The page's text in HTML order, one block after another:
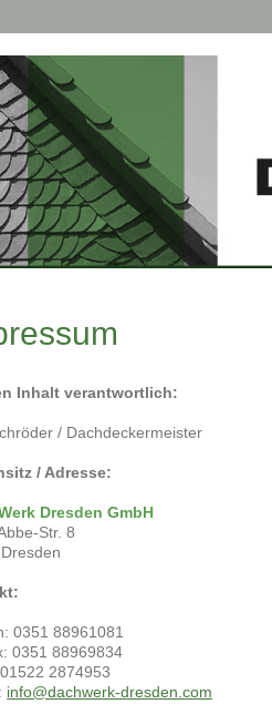
Inhalt verantwortlich:
/ Dachdeckermeister
/ Adresse:
Dresden GmbH
Str. 8
0351 88961081
0351 88969834
2874953
info@dachwerk-dresden.com